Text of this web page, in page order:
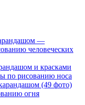
—
человеческих
и красками
по рисованию носа
(49 фото)
огня